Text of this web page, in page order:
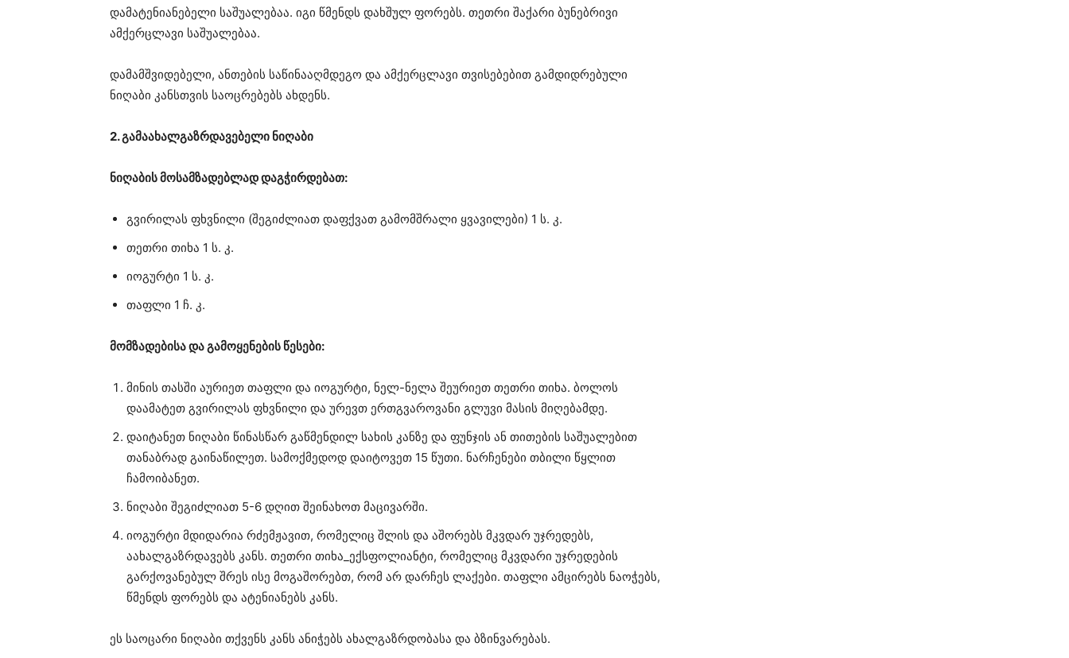
დამატენიანებელი საშუალებაა. იგი წმენდს დახშულ ფორებს. თეთრი შაქარი ბუნებრივი
ამქერცლავი საშუალებაა.
დამამშვიდებელი, ანთების საწინააღმდეგო და ამქერცლავი თვისებებით გამდიდრებული
ნიღაბი კანსთვის საოცრებებს ახდენს.
2. გამაახალგაზრდავებელი ნიღაბი
ნიღაბის მოსამზადებლად დაგჭირდებათ:
გვირილას ფხვნილი (შეგიძლიათ დაფქვათ გამომშრალი ყვავილები) 1 ს. კ.
თეთრი თიხა 1 ს. კ.
იოგურტი 1 ს. კ.
თაფლი 1 ჩ. კ.
მომზადებისა და გამოყენების წესები:
მინის თასში აურიეთ თაფლი და იოგურტი, ნელ-ნელა შეურიეთ თეთრი თიხა. ბოლოს
დაამატეთ გვირილას ფხვნილი და ურევთ ერთგვაროვანი გლუვი მასის მიღებამდე.
დაიტანეთ ნიღაბი წინასწარ გაწმენდილ სახის კანზე და ფუნჯის ან თითების საშუალებით
თანაბრად გაინაწილეთ. სამოქმედოდ დაიტოვეთ 15 წუთი. ნარჩენები თბილი წყლით
ჩამოიბანეთ.
ნიღაბი შეგიძლიათ 5-6 დღით შეინახოთ მაცივარში.
იოგურტი მდიდარია რძემჟავით, რომელიც შლის და აშორებს მკვდარ უჯრედებს,
აახალგაზრდავებს კანს. თეთრი თიხა_ექსფოლიანტი, რომელიც მკვდარი უჯრედების
გარქოვანებულ შრეს ისე მოგაშორებთ, რომ არ დარჩეს ლაქები. თაფლი ამცირებს ნაოჭებს,
წმენდს ფორებს და ატენიანებს კანს.
ეს საოცარი ნიღაბი თქვენს კანს ანიჭებს ახალგაზრდობასა და ბზინვარებას.